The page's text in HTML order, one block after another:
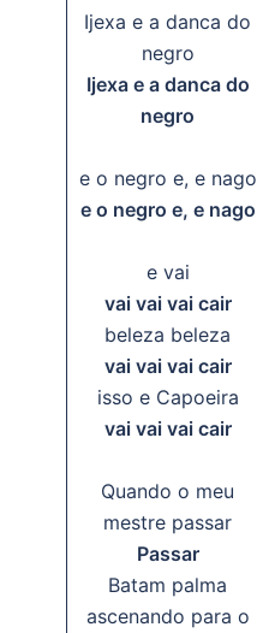
Ijexa e a danca do
negro
Ijexa e a danca do
negro
e o negro e, e nago
e o negro e, e nago
e vai
vai vai vai cair
beleza beleza
vai vai vai cair
isso e Capoeira
vai vai vai cair
Quando o meu
mestre passar
Passar
Batam palma
ascenando para o